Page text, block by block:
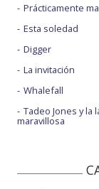
Prácticamente
Esta soledad
Digger
La invitación
Whalefall
Tadeo Jones y la
maravillosa